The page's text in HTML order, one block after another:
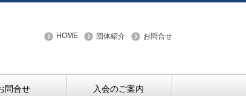
HOME 団体紹介 お問合せ
問合せ 入会のご案内